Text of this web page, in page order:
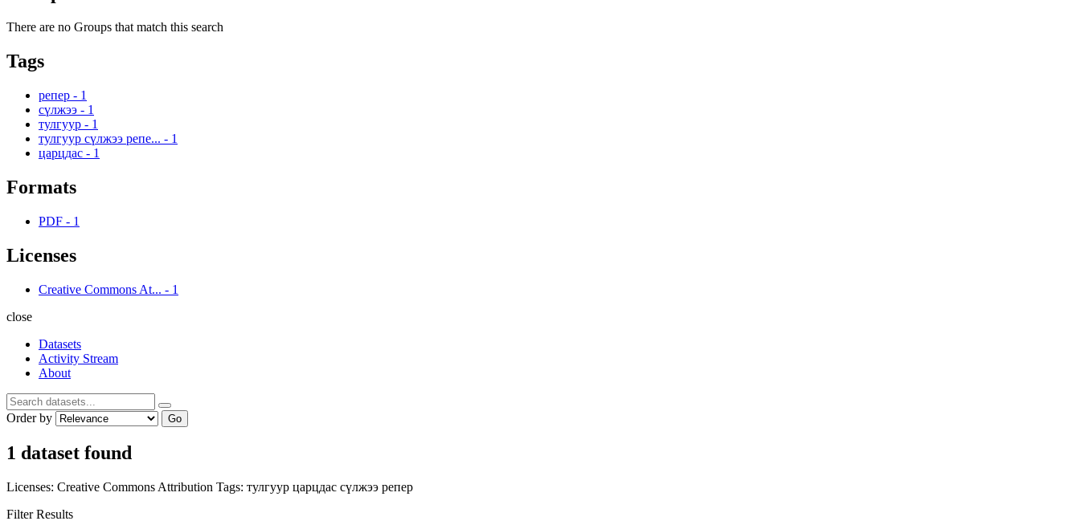
There are no Groups that match this search
Tags
репер - 1
сүлжээ - 1
тулгуур - 1
тулгуур сүлжээ репе... - 1
царцдас - 1
Formats
PDF - 1
Licenses
Creative Commons At... - 1
close
Datasets
Activity Stream
About
Order by Go
1 dataset found
Licenses: Creative Commons Attribution Tags: тулгуур царцдас сүлжээ репер
Filter Results